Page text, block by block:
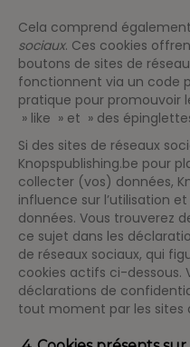
Cela comprend
sociaux. Ces cookies
boutons de sites de
fonctionnent via un code
pratique pour promouvoir
» like » et » des
Si des sites de réseaux
Knopspublishing.be pour
collecter (vos) données,
influence sur l’utilisation
données. Vous trouverez
ce sujet dans les
de réseaux sociaux, qui
cookies actifs ci-dessous.
déclarations de
tout moment par les sites